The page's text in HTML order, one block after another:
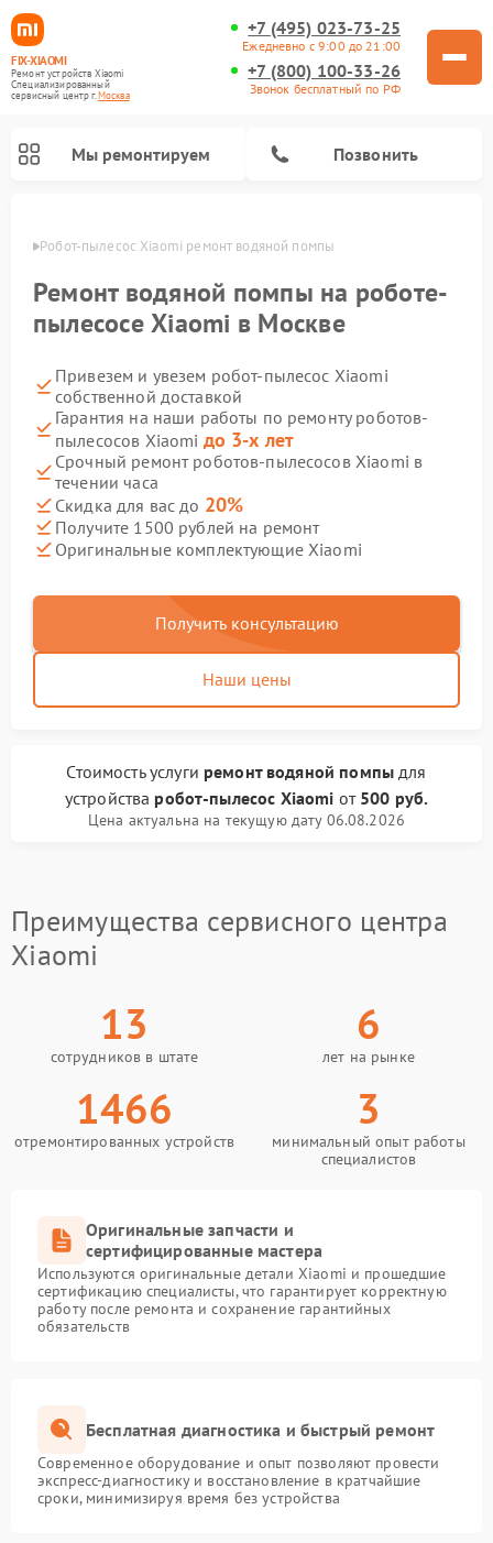
FIX-XIAOMI
Ремонт устройств Xiaomi
Специализированный
cервисный центр г.Москва
+7 (495) 023-73-25
Ежедневно с 9:00 до 21:00
+7 (800) 100-33-26
Звонок бесплатный по РФ
Мы ремонтируем Позвонить
Робот-пылесос Xiaomi ремонт водяной помпы
Ремонт водяной помпы на роботе-
пылесосе Xiaomi в Москве
Привезем и увезем робот-пылесос Xiaomi
собственной доставкой
Гарантия на наши работы по ремонту роботов-
пылесосов Xiaomi до 3-х лет
Срочный ремонт роботов-пылесосов Xiaomi в
течении часа
Скидка для вас до 20%
Получите 1500 рублей на ремонт
Оригинальные комплектующие Xiaomi
Получить консультацию
Наши цены
Стоимость услуги ремонт водяной помпыдля
устройства робот-пылесос Xiaomi от 500 руб.
Цена актуальна на текущую дату 06.08.2026
Преимущества сервисного центра
Xiaomi
13
сотрудников в штате
6
лет на рынке
1466
отремонтированных устройств
3
минимальный опыт работы
специалистов
Оригинальные запчасти и
сертифицированные мастера
Используются оригинальные детали Xiaomi и прошедшие
сертификацию специалисты, что гарантирует корректную
работу после ремонта и сохранение гарантийных
обязательств
Бесплатная диагностика и быстрый ремонт
Современное оборудование и опыт позволяют провести
экспресс-диагностику и восстановление в кратчайшие
сроки, минимизируя время без устройства